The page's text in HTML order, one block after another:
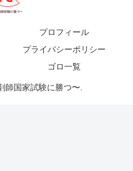
プロフィール
プライバシーポリシー
ゴロ一覧
国家試験に勝つ〜.